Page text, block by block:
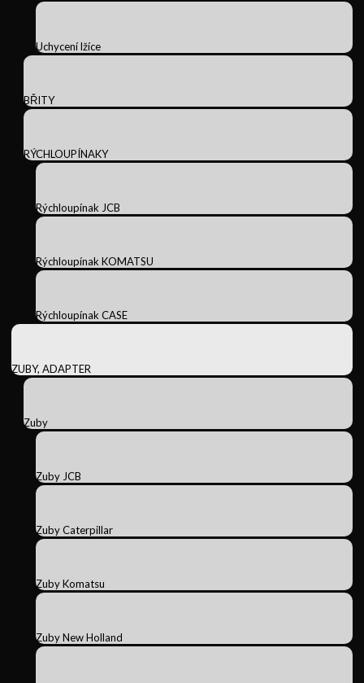
Uchycení lžíce
BŘITY
RÝCHLOUPÍNAKY
Rýchloupínak JCB
Rýchloupínak KOMATSU
Rýchloupínak CASE
ZUBY, ADAPTER
Zuby
Zuby JCB
Zuby Caterpillar
Zuby Komatsu
Zuby New Holland